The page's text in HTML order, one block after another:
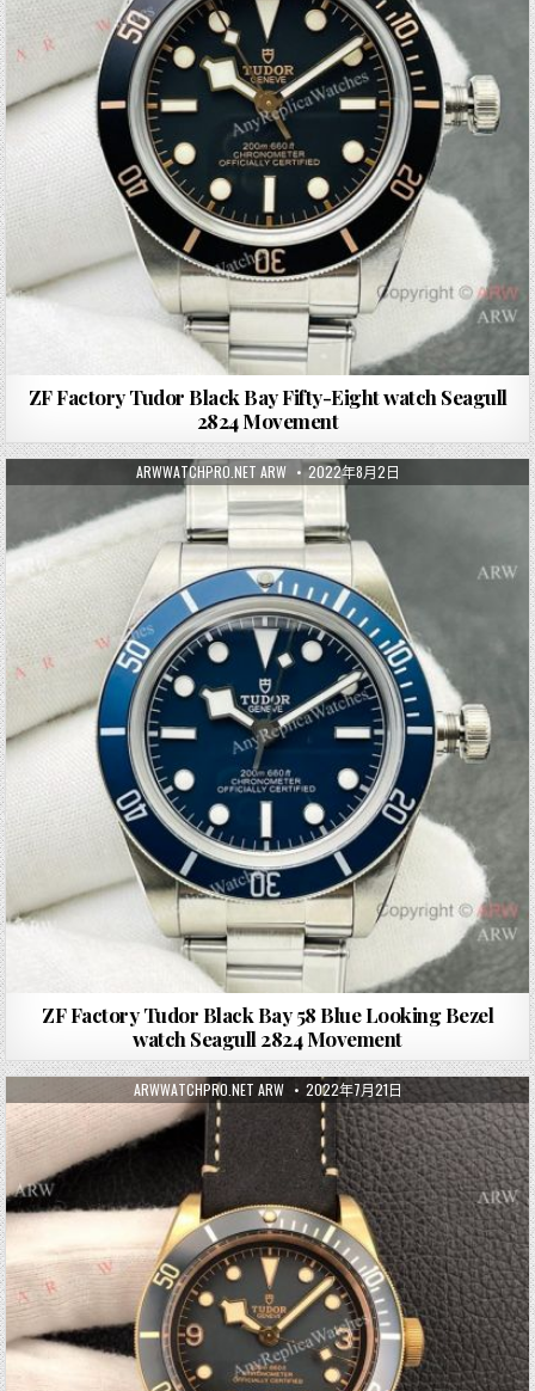
ZF Factory Tudor Black Bay Fifty-Eight watch Seagull
2824 Movement
ARWWATCHPRO.NET ARW 2022年8月2日
ZF Factory Tudor Black Bay 58 Blue Looking Bezel
watch Seagull 2824 Movement
ARWWATCHPRO.NET ARW 2022年7月21日